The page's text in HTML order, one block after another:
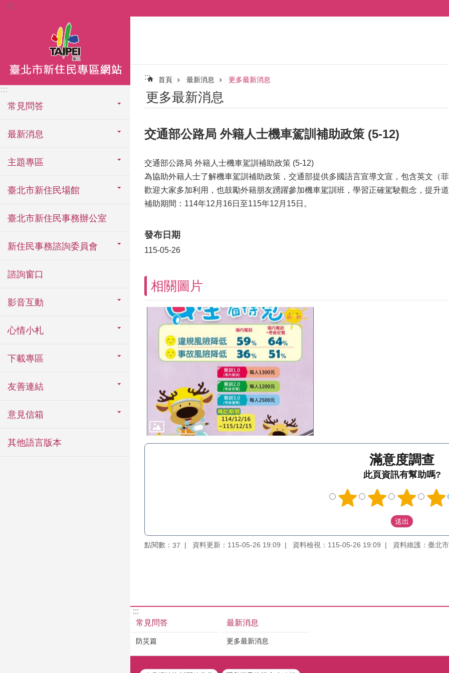
跳到主要內容區塊
:::
:::
常見問答
最新消息
主題專區
臺北市新住民場館
臺北市新住民事務辦公室
新住民事務諮詢委員會
諮詢窗口
影音互動
心情小札
下載專區
友善連結
意見信箱
其他語言版本
::: 首頁 最新消息 更多最新消息
更多最新消息
交通部公路局 外籍人士機車駕訓補助政策 (5-12)
交通部公路局 外籍人士機車駕訓補助政策 (5-12)
為協助外籍人士了解機車駕訓補助政策，交通部提供多國語言宣導文宣，包含英文（
歡迎大家多加利用，也鼓勵外籍朋友踴躍參加機車駕訓班，學習正確駕駛觀念，提升
補助期間：114年12月16日至115年12月15日。
發布日期
115-05-26
相關圖片
滿意度調查
此頁資訊有幫助嗎?
點閱數： 37 資料更新：115-05-26 19:09 資料檢視：115-05-26 19:09 資料維護：臺北
:::
常見問答
防災篇
最新消息
更多最新消息